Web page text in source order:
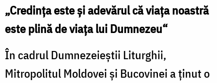
„Credinţa este şi adevărul că viaţa noastră
este plină de viaţa lui Dumnezeu“
În cadrul Dumnezeieştii Liturghii,
Mitropolitul Moldovei şi Bucovinei a ţinut o